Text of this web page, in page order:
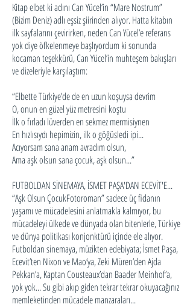
Kitap elbet ki adını Can Yücel’in “Mare Nostrum”
(Bizim Deniz) adlı eşsiz şiirinden alıyor. Hatta kitabın
ilk sayfalarını çevirirken, neden Can Yücel’e referans
yok diye öfkelenmeye başlıyordum ki sonunda
kocaman teşekkürü, Can Yücel’in muhteşem bakışları
ve dizeleriyle karşılaştım:
“Elbette Türkiye’de de en uzun koşuysa devrim
O, onun en güzel yüz metresini koştu
İlk o fırladı lüverden en sekmez mermisiynen
En hızlısıydı hepimizin, ilk o göğüsledi ipi...
Acıyorsam sana anam avradım olsun,
Ama aşk olsun sana çocuk, aşk olsun...”
FUTBOLDAN SİNEMAYA, İSMET PAŞA'DAN ECEVİT'E...
“Aşk Olsun ÇocukFotoroman” sadece üç fidanın
yaşamı ve mücadelesini anlatmakla kalmıyor, bu
mücadeleyi ülkede ve dünyada olan bitenlerle, Türkiye
ve dünya politikası konjonktürü içinde ele alıyor.
Futboldan sinemaya, müzikten edebiyata; İsmet Paşa,
Ecevit’ten Nixon ve Mao’ya, Zeki Müren’den Ajda
Pekkan’a, Kaptan Cousteaux’dan Baader Meinhof’a,
yok yok... Su gibi akıp giden tekrar tekrar okuyacağınız
memleketinden mücadele manzaraları...